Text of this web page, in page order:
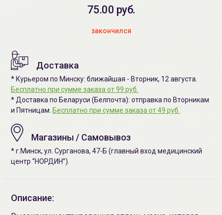
75.00 руб.
закончился
Доставка
* Курьером по Минску: ближайшая - Вторник, 12 августа.
Бесплатно при сумме заказа от 99 руб.
* Доставка по Беларуси (Белпочта): отправка по Вторникам
и Пятницам. Бесплатно при сумме заказа от 49 руб.
Магазины / Самовывоз
* г.Минск, ул. Сурганова, 47-Б (главный вход медицинский
центр “НОРДИН”).
Описание: